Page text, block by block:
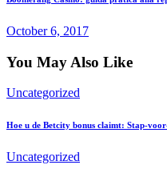
October 6, 2017
You May Also Like
Uncategorized
Hoe u de Betcity bonus claimt: Stap-
Uncategorized